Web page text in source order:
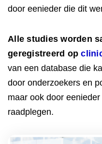
door eenieder die dit
Alle studies worden
geregistreerd op
van een database die
door onderzoekers en
maar ook door
raadplegen.